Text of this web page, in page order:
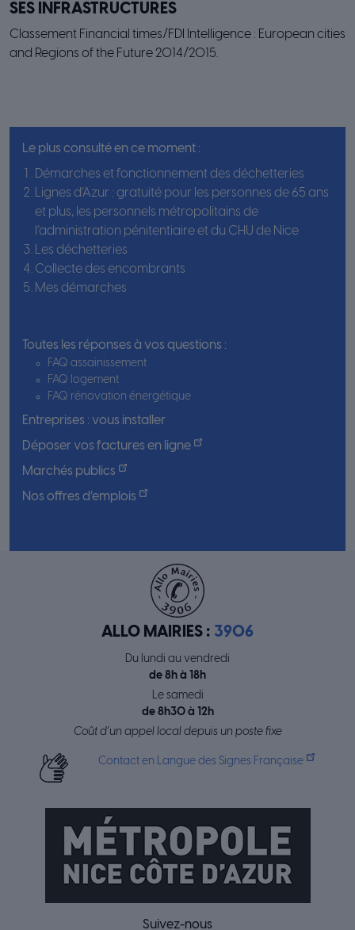
SES INFRASTRUCTURES
Classement Financial times/FDI Intelligence : European cities
and Regions of the Future 2014/2015.
Le plus consulté en ce moment :
Démarches et fonctionnement des déchetteries
Lignes d’Azur : gratuité pour les personnes de 65 ans
et plus, les personnels métropolitains de
l’administration pénitentiaire et du CHU de Nice
Les déchetteries
Collecte des encombrants
Mes démarches
Toutes les réponses à vos questions :
FAQ assainissement
FAQ logement
FAQ rénovation énergétique
Entreprises : vous installer
Déposer vos factures en ligne
Marchés publics
Nos offres d’emplois
ALLO MAIRIES : 3906
Du lundi au vendredi
de 8h à 18h
Le samedi
de 8h30 à 12h
Coût d’un appel local depuis un poste fixe
Contact en Langue des Signes Française
Suivez-nous